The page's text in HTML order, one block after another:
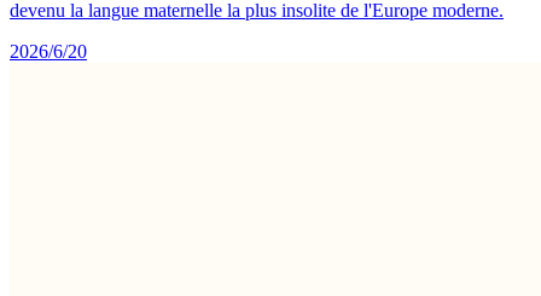
devenu la langue maternelle la plus insolite de l'Europe moderne.
2026/6/20